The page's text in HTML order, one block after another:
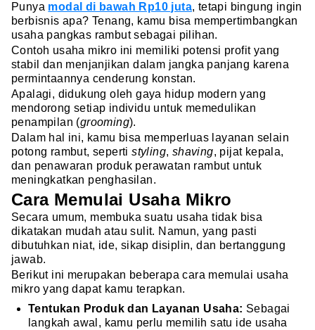
Punya modal di bawah Rp10 juta, tetapi bingung ingin
berbisnis apa? Tenang, kamu bisa mempertimbangkan
usaha pangkas rambut sebagai pilihan.
Contoh usaha mikro ini memiliki potensi profit yang
stabil dan menjanjikan dalam jangka panjang karena
permintaannya cenderung konstan.
Apalagi, didukung oleh gaya hidup modern yang
mendorong setiap individu untuk memedulikan
penampilan (grooming).
Dalam hal ini, kamu bisa memperluas layanan selain
potong rambut, sepertistyling, shaving, pijat kepala,
dan penawaran produk perawatan rambut untuk
meningkatkan penghasilan.
Cara Memulai Usaha Mikro
Secara umum, membuka suatu usaha tidak bisa
dikatakan mudah atau sulit. Namun, yang pasti
dibutuhkan niat, ide, sikap disiplin, dan bertanggung
jawab.
Berikut ini merupakan beberapa cara memulai usaha
mikro yang dapat kamu terapkan.
Tentukan Produk dan Layanan Usaha: Sebagai
langkah awal, kamu perlu memilih satu ide usaha